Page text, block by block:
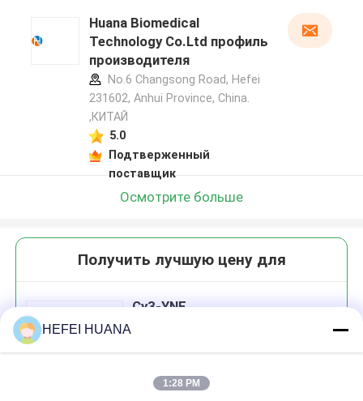
Huana Biomedical
Technology Co.Ltd профиль
производителя
No.6 Changsong Road, Hefei
231602, Anhui Province, China.
,КИТАЙ
5.0
Подтверженный
поставщик
Осмотрите больше
Получить лучшую цену для
Cy3-YNE
HEFEI HUANA
1:28 PM